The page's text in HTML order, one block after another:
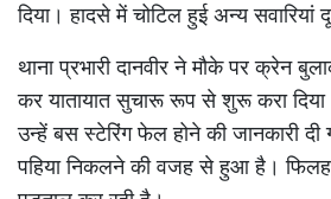
दिया। हादसे में चोटिल हुई अन्य
थाना प्रभारी दानवीर ने मौके पर क्रेन
कर यातायात सुचारू रूप से शुरू करा
उन्हें बस स्टेरिंग फेल होने की जानकारी
पहिया निकलने की वजह से हुआ है।